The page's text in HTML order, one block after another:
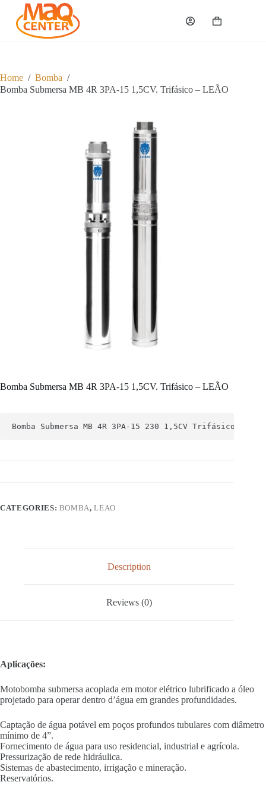
u
a
r
Carrinho
Home / Bomba /
Bomba Submersa MB 4R 3PA-15 1,5CV. Trifásico – LEÃO
Bomba Submersa MB 4R 3PA-15 1,5CV. Trifásico – LEÃO
Bomba Submersa MB 4R 3PA-15 230 1,5CV Trifásico.
CATEGORIES: BOMBA,LEAO
Description
Reviews (0)
Aplicações:
Motobomba submersa acoplada em motor elétrico lubrificado a óleo
projetado para operar dentro d’água em grandes profundidades.
Captação de água potável em poços profundos tubulares com diâmetro
mínimo de 4”.
Fornecimento de água para uso residencial, industrial e agrícola.
Pressurização de rede hidráulica.
Sistemas de abastecimento, irrigação e mineração.
Reservatórios.